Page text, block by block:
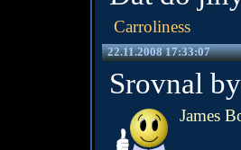
Carroliness
22.11.2008 17:33:07
Srovnal
James